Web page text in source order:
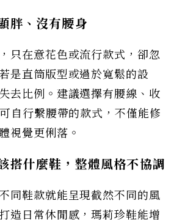
胖、沒有腰身
只在意花色或流行款式，卻忽
是直筒版型或過於寬鬆的設
去比例。建議選擇有腰線、收
自行繫腰帶的款式，不僅能修
視覺更俐落。
搭什麼鞋，整體風格不協調
同鞋款就能呈現截然不同的風
造日常休閒感，瑪莉珍鞋能增